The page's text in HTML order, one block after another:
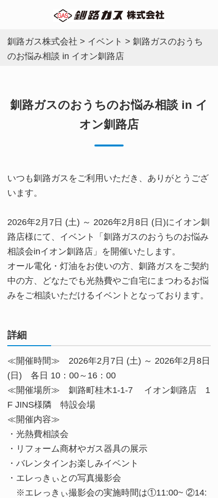
釧路ガス株式会社 > イベント > 釧路ガスのおうち
のお悩み相談 in イオン釧路店
釧路ガスのおうちのお悩み相談 in イ
オン釧路店
いつも釧路ガスをご利用いただき、ありがとうござ
います。
2026年2月7日 (土) ～ 2026年2月8日 (日)にイオン釧
路店様にて、イベント「釧路ガスのおうちのお悩み
相談会inイオン釧路店」を開催いたします。
オール電化・灯油をお使いの方、釧路ガスをご契約
中の方、どなたでも光熱費やご自宅にまつわるお悩
みをご相談いただけるイベントとなっております。
詳細
≪開催時間≫ 2026年2月7日 (土) ～ 2026年2月8日
(日) 各日 10：00～16：00
≪開催場所≫ 釧路町桂木1-1-7 イオン釧路店 1
F JINS様隣 特設会場
≪開催内容≫
・光熱費相談会
・リフォーム商材やガス器具の展示
・バレンタインお楽しみイベント
・エレっきぃとの写真撮影会
※エレっきぃ撮影会の実施時間は①11:00~ ②14: